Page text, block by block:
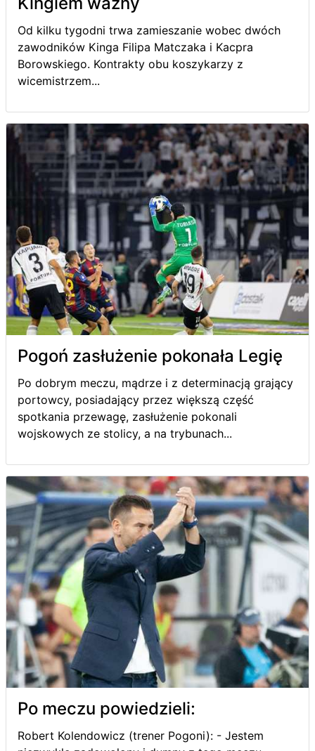
Od kilku tygodni trwa zamieszanie wobec dwóch
zawodników Kinga Filipa Matczaka i Kacpra
Borowskiego. Kontrakty obu koszykarzy z
wicemistrzem...
Pogoń zasłużenie pokonała Legię
Po dobrym meczu, mądrze i z determinacją grający
portowcy, posiadający przez większą część
spotkania przewagę, zasłużenie pokonali
wojskowych ze stolicy, a na trybunach...
Po meczu powiedzieli:
Robert Kolendowicz (trener Pogoni): - Jestem